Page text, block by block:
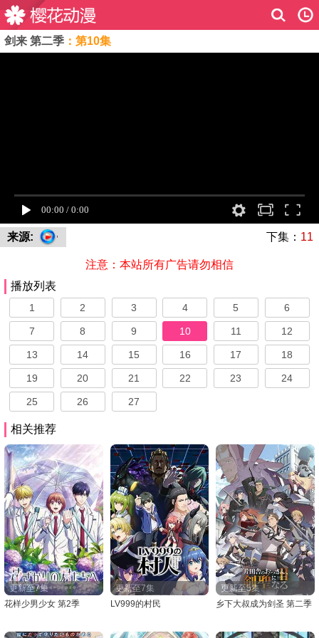
剑来 第二季 ：第10集
来源: 下集： 11
注意：本站所有广告请勿相信
播放列表
1 2 3 4 5 6
7 8 9 10 11 12
13 14 15 16 17 18
19 20 21 22 23 24
25 26 27
相关推荐
更新至7集
花样少男少女 第2季
更新至7集
LV999的村民
更新至5集
乡下大叔成为剑圣 第二季